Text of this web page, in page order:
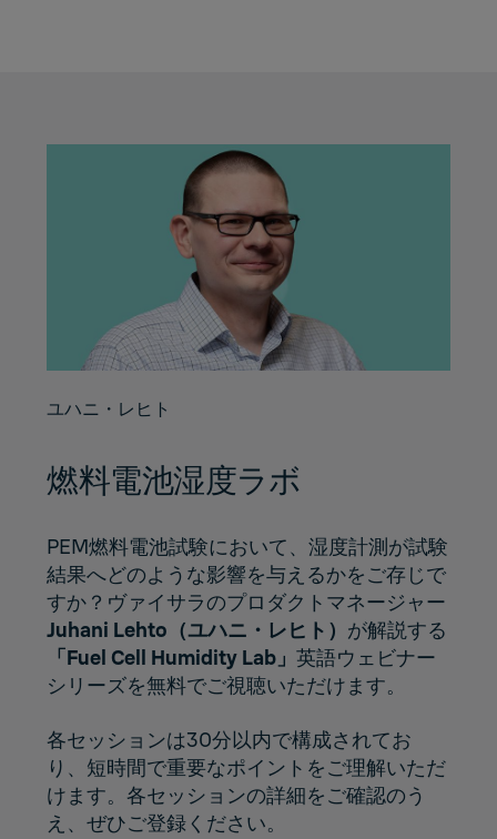
ユハニ・レヒト
燃料電池湿度ラボ
PEM燃料電池試験において、湿度計測が試験
結果へどのような影響を与えるかをご存じで
すか？ヴァイサラのプロダクトマネージャー
Juhani Lehto（ユハニ・レヒト） が解説する
「Fuel Cell Humidity Lab」英語ウェビナー
シリーズを無料でご視聴いただけます。
各セッションは30分以内で構成されてお
り、短時間で重要なポイントをご理解いただ
けます。各セッションの詳細をご確認のう
え、ぜひご登録ください。